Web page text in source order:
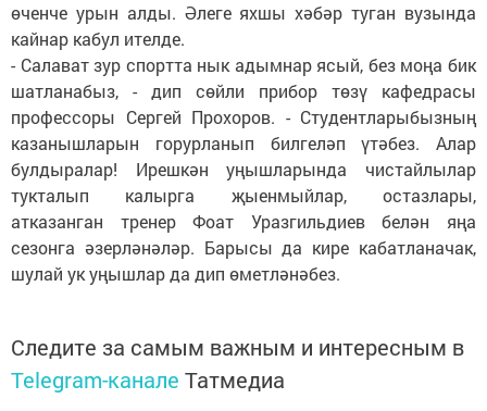
өченче урын алды. Әлеге яхшы хәбәр туган вузында
кайнар кабул ителде.
- Салават зур спортта нык адымнар ясый, без моңа бик
шатланабыз, - дип сөйли прибор төзү кафедрасы
профессоры Сергей Прохоров. - Студентларыбызның
казанышларын горурланып билгеләп үтәбез. Алар
булдыралар! Ирешкән уңышларында чистайлылар
тукталып калырга җыенмыйлар, остазлары,
атказанган тренер Фоат Уразгильдиев белән яңа
сезонга әзерләнәләр. Барысы да кире кабатланачак,
шулай ук уңышлар да дип өметләнәбез.
Следите за самым важным и интересным в
Telegram-канале Татмедиа